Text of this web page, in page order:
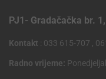
PJ1- Gradačačka br.
Kontakt : 033 615-707 ,
Radno vrijeme: